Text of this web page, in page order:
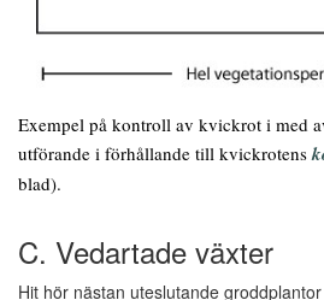
Exempel på kontroll av kvickrot i med
utförande i förhållande till kvickrotens
blad).
C. Vedartade växter
Hit hör nästan uteslutande